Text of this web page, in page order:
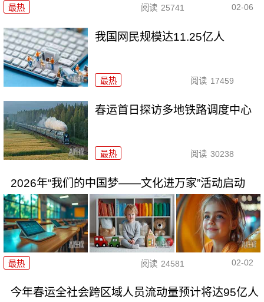
最热 阅读 25741 02-06
我国网民规模达11.25亿人
最热 阅读 17459
春运首日探访多地铁路调度中心
最热 阅读 30238
2026年“我们的中国梦——文化进万家”活动启动
最热 阅读 24581 02-02
今年春运全社会跨区域人员流动量预计将达95亿人